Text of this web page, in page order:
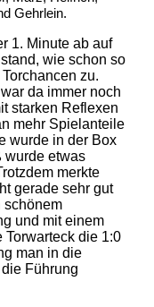
Gehrlein.
1. Minute ab auf
wie schon so
zu.
da immer noch
starken Reflexen
mehr Spielanteile
wurde in der Box
wurde etwas
merkte
gerade sehr gut
schönem
und mit einem
die 1:0
man in die
Führung